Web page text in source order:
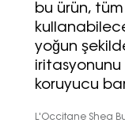
bu ürün,
yoğun
iritasyonunu
koruyucu
L'Occitane Shea